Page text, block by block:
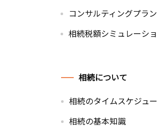
コンサルティングプラン
相続税額シミュレーシ
相続について
相続のタイムスケジュ
相続の基本知識